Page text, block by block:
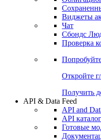
Виджеты
Чат
Сбондс
Проверка
Откройте
Получить
API & Data Feed
API and
API каталог
Готовые